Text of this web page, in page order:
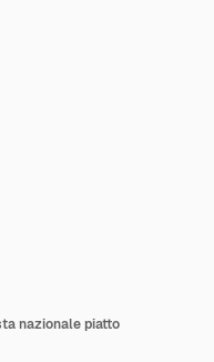
nazionale piatto